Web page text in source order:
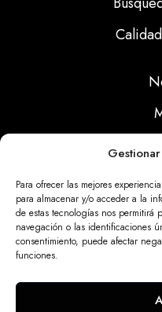
Para ofrecer las mejores
para almacenar y/o acceder a la
de estas tecnologías nos permitirá
navegación o las identificaciones
consentimiento, puede afectar
funciones.